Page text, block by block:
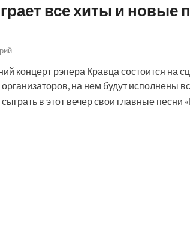
все хиты и новые
концерт рэпера Кравца состоится на
на нем будут исполнены
в этот вечер свои главные песни